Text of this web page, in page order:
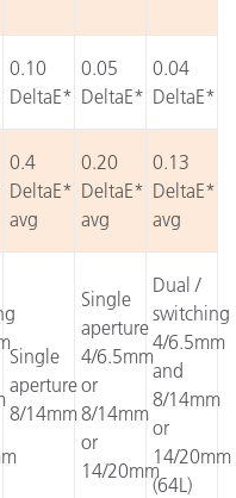
0.10
DeltaE*
0.05
DeltaE*
0.04
DeltaE*
0.4
DeltaE*
avg
0.20
DeltaE*
avg
0.13
DeltaE*
avg
Single
aperture
8/14mm
Single
aperture
4/6.5mm
or
8/14mm
or
14/20mm
Dual /
switching
4/6.5mm
and
8/14mm
or
14/20mm
(64L)